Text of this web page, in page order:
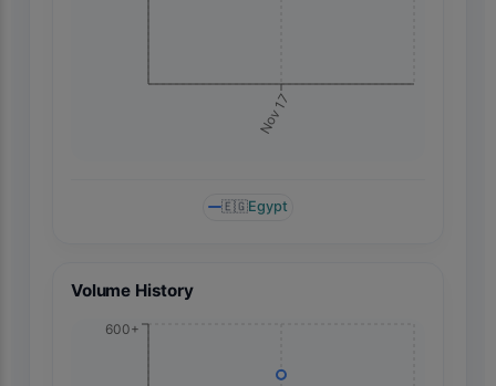
Nov 17
🇪🇬Egypt
Volume History
600+